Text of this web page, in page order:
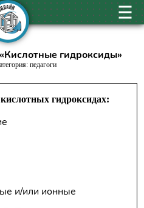
гидроксиды»
педагоги
гидроксидах:
и/или ионные